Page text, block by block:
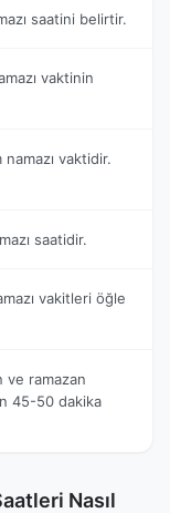
saatini belirtir.
vaktinin
vaktidir.
saatidir.
vakitleri öğle
ve ramazan
45-50 dakika
Nasıl